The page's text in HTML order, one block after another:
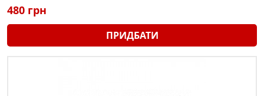
480 грн
ПРИДБАТИ